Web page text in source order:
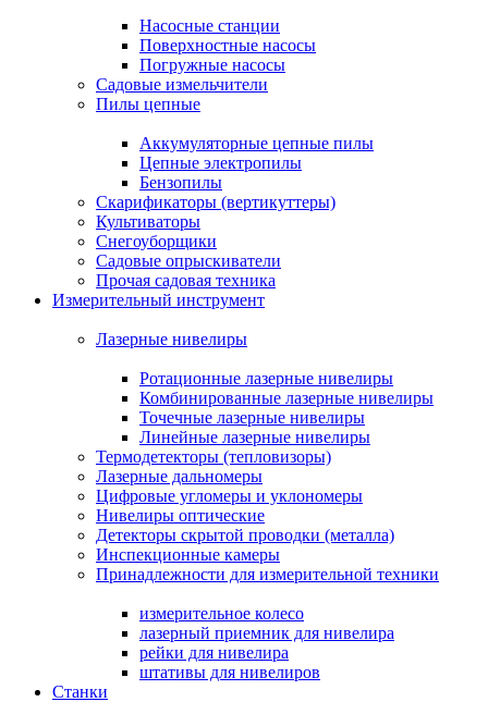
Насосные станции
Поверхностные насосы
Погружные насосы
Садовые измельчители
Пилы цепные
Аккумуляторные цепные пилы
Цепные электропилы
Бензопилы
Скарификаторы (вертикуттеры)
Культиваторы
Снегоуборщики
Садовые опрыскиватели
Прочая садовая техника
Измерительный инструмент
Лазерные нивелиры
Ротационные лазерные нивелиры
Комбинированные лазерные нивелиры
Точечные лазерные нивелиры
Линейные лазерные нивелиры
Термодетекторы (тепловизоры)
Лазерные дальномеры
Цифровые угломеры и уклономеры
Нивелиры оптические
Детекторы скрытой проводки (металла)
Инспекционные камеры
Принадлежности для измерительной техники
измерительное колесо
лазерный приемник для нивелира
рейки для нивелира
штативы для нивелиров
Станки